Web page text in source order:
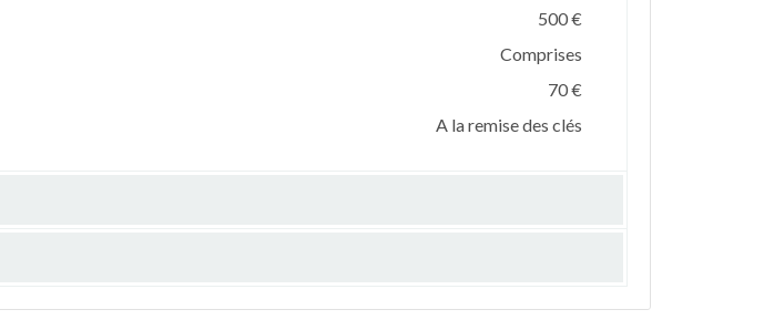
500 €
Comprises
70 €
A la remise des clés